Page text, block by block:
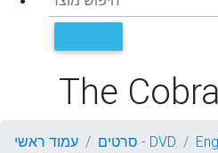
The
עמוד ראשי סרטים - DVD